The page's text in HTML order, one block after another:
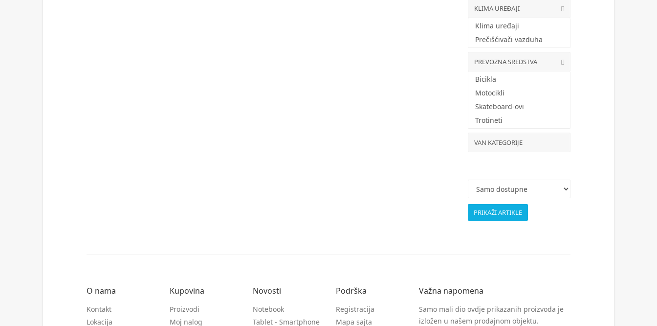
KLIMA UREĐAJI
Klima uređaji
Prečišćivači vazduha
PREVOZNA SREDSTVA
Bicikla
Motocikli
Skateboard-ovi
Trotineti
VAN KATEGORIJE
O nama
Kontakt
Lokacija
Kupovina
Proizvodi
Moj nalog
Novosti
Notebook
Tablet - Smartphone
Podrška
Registracija
Mapa sajta
Važna napomena
Samo mali dio ovdje prikazanih proizvoda je
izložen u našem prodajnom objektu.